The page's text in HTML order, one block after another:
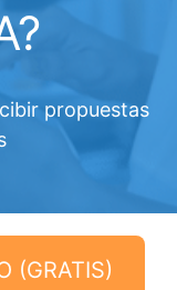
propuestas
(GRATIS)